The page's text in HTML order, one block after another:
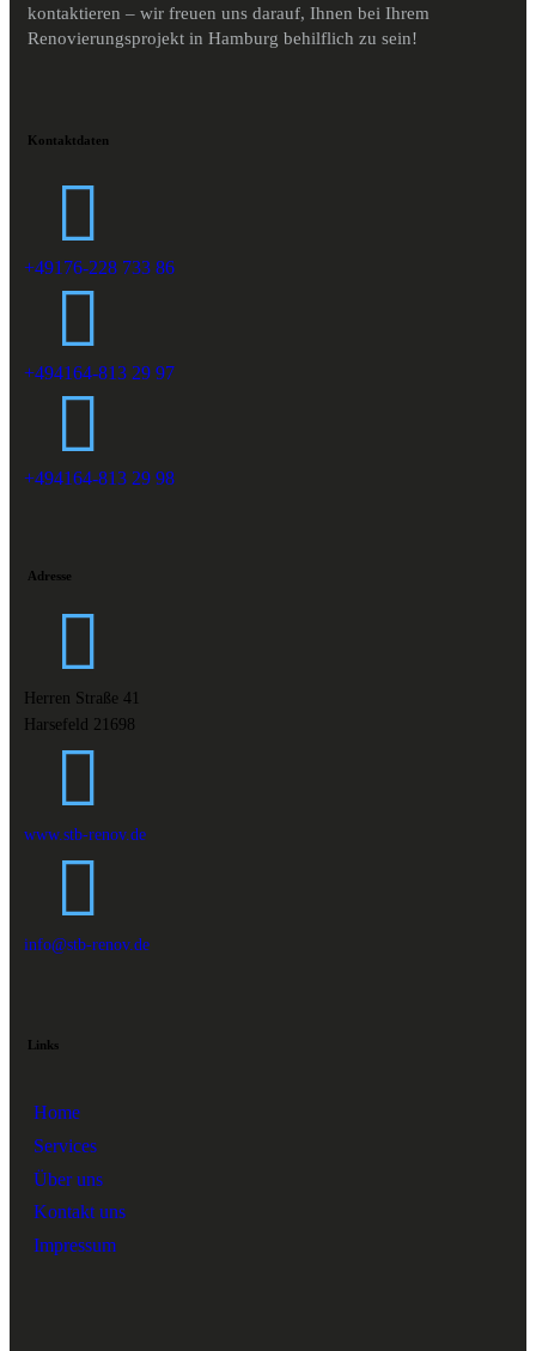
kontaktieren – wir freuen uns darauf, Ihnen bei Ihrem
Renovierungsprojekt in Hamburg behilflich zu sein!
Kontaktdaten
+49176-228 733 86
+494164-813 29 97
+494164-813 29 98
Adresse
Herren Straße 41
Harsefeld 21698
www.stb-renov.de
info@stb-renov.de
Links
Home
Services
Über uns
Kontakt uns
Impressum